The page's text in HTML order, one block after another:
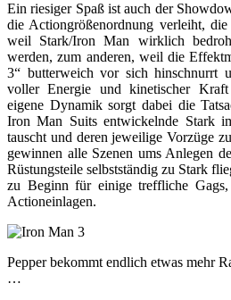
Ein riesiger Spaß ist auch der
die Actiongrößenordnung verleiht,
weil Stark/Iron Man wirklich
werden, zum anderen, weil die
3“ butterweich vor sich hinschnurrt
voller Energie und kinetischer
eigene Dynamik sorgt dabei die
Iron Man Suits entwickelnde Stark
tauscht und deren jeweilige Vorzüge
gewinnen alle Szenen ums Anlegen
Rüstungsteile selbstständig zu Stark
zu Beginn für einige treffliche
Actioneinlagen.
Pepper bekommt endlich etwas mehr
…